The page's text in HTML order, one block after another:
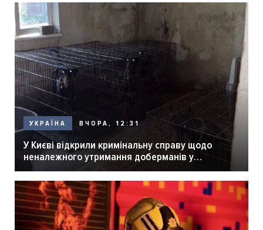
УКРАЇНА ВЧОРА, 12:31
У Києві відкрили кримінальну справу щодо
неналежного утримання доберманів у
розпліднику